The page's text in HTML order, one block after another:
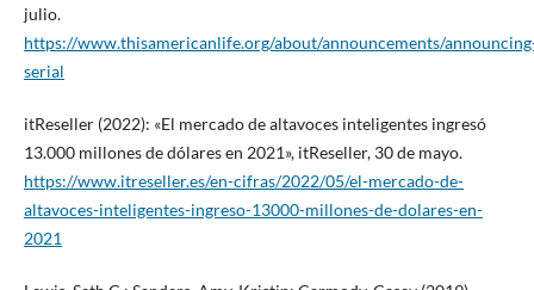
julio.
https://www.thisamericanlife.org/about/announcements/
serial
itReseller (2022): «El mercado de altavoces inteligentes ingresó
13.000 millones de dólares en 2021», itReseller, 30 de mayo.
https://www.itreseller.es/en-cifras/2022/05/el-mercado-de-
altavoces-inteligentes-ingreso-13000-millones-de-dolares-en-
2021